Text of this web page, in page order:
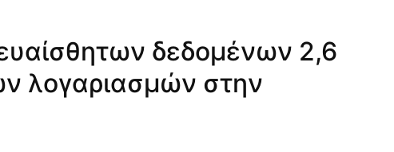
δεδομένων 2,6
λογαριασμών στην